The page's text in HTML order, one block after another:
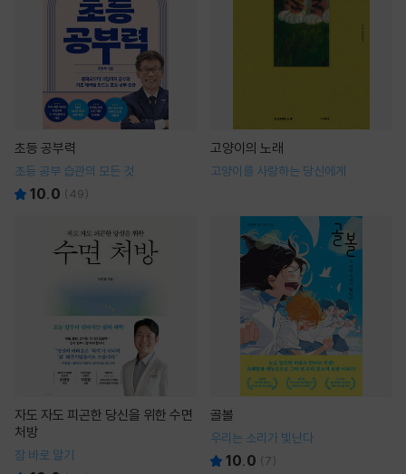
초등 공부력
초등 공부 습관의 모든 것
10.0 (49)
고양이의 노래
고양이를 사랑하는 당신에게
자도 자도 피곤한 당신을 위한 수면
처방
잠 바로 알기
골볼
우리는 소리가 빛난다
10.0 (7)